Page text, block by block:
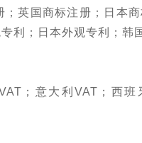
英国商标注册；日本
利；日本外观专利；韩
；意大利VAT；西班